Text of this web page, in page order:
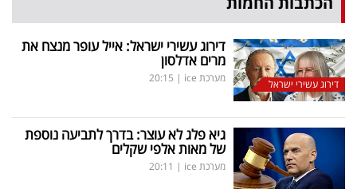
דירוג עשירי ישראל
דירוג עשירי ישראל: אייל עופר מנצח את
מרים אדלסון
מערכת ice |
20:15
גיא פלג לא עוצר: בדרך לתביעה נוספת
של מאות אלפי שקלים
מערכת ice |
20:11